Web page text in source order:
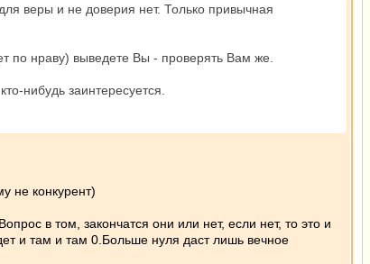
веры и не доверия нет. Только привычная
по нраву) выведете Вы - проверять Вам же.
нибудь заинтересуется.
не конкурент)
в том, закончатся они или нет, если нет, то это и
и там и там 0.Больше нуля даст лишь вечное